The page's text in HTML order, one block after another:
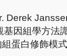
Derek
因組學方法
蛋白修飾模式